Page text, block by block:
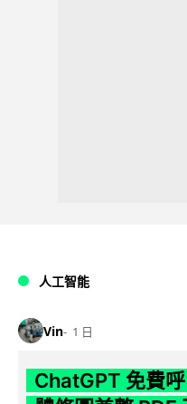
人工智能
Vin 1 日
ChatGPT 免費